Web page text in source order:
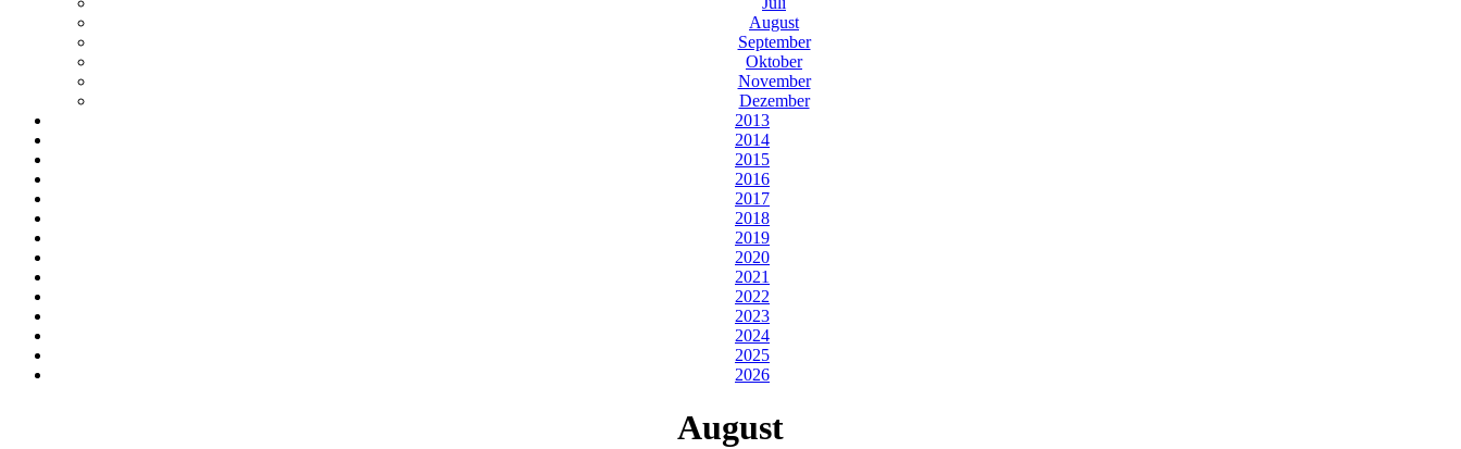
August
September
Oktober
November
Dezember
2013
2014
2015
2016
2017
2018
2019
2020
2021
2022
2023
2024
2025
2026
August